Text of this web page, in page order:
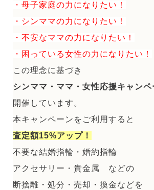
・母子家庭の力になりたい！
・シンママの力になりたい！
・不安なママの力になりたい！
・困っている女性の力になりたい！
この理念に基づき
シンママ・ママ・女性応援キャンペ
開催しています。
本キャンペーンをご利用すると
査定額15%アップ！
不要な結婚指輪・婚約指輪
アクセサリー・貴金属 などの
断捨離・処分・売却・換金などを